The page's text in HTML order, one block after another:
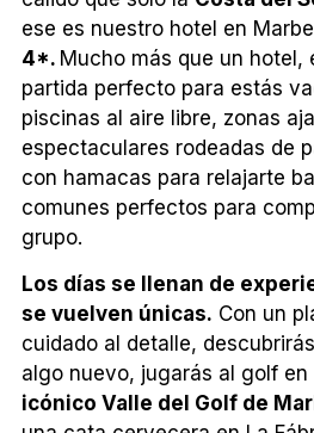
ese es nuestro hotel en
4*. Mucho más que un hotel,
partida perfecto para estás
piscinas al aire libre, zonas
espectaculares rodeadas de
con hamacas para relajarte
comunes perfectos para
grupo.
Los días se llenan de
se vuelven únicas. Con un
cuidado al detalle,
algo nuevo, jugarás al golf en
icónico Valle del Golf de